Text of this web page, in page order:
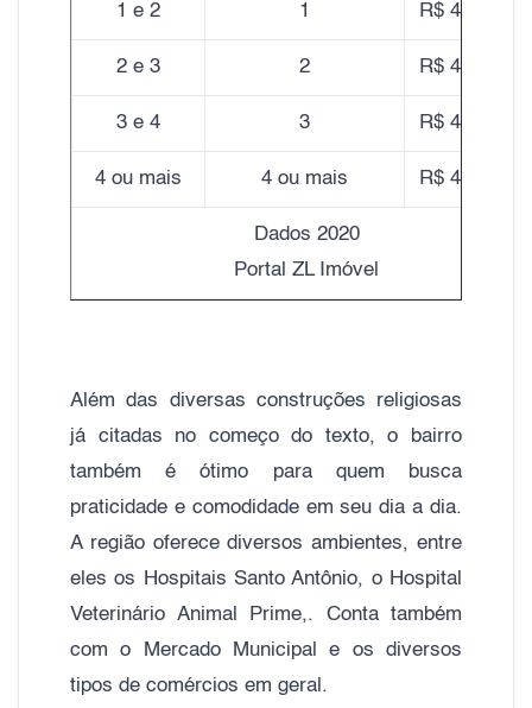
1 e 2 1 R$ 4.350,00
2 e 3 2 R$ 4.130,00
3 e 4 3 R$ 4.090,00
4 ou mais 4 ou mais R$ 4.050,00
Dados 2020
Portal ZL Imóvel
Além das diversas construções religiosas
já citadas no começo do texto, o bairro
também é ótimo para quem busca
praticidade e comodidade em seu dia a dia.
A região oferece diversos ambientes, entre
eles os Hospitais Santo Antônio, o Hospital
Veterinário Animal Prime,. Conta também
com o Mercado Municipal e os diversos
tipos de comércios em geral.